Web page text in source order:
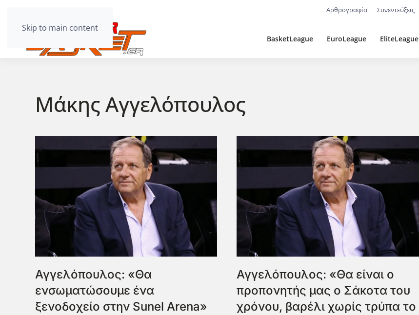
Skip to main content
Αρθρογραφία Συνεντεύξεις
BasketLeague EuroLeague EliteLeague
Μάκης Αγγελόπουλος
Αγγελόπουλος: «Θα
ενσωματώσουμε ένα
ξενοδοχείο στην Sunel Arena»
Αγγελόπουλος: «Θα είναι ο
προπονητής μας ο Σάκοτα του
χρόνου, βαρέλι χωρίς τρύπα το